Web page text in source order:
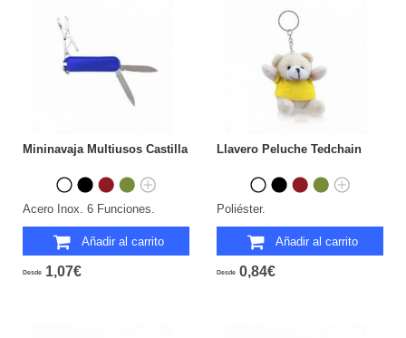
Mininavaja Multiusos Castilla
Acero Inox. 6 Funciones.
Añadir al carrito
Desde 1,07€
Llavero Peluche Tedchain
Poliéster.
Añadir al carrito
Desde 0,84€